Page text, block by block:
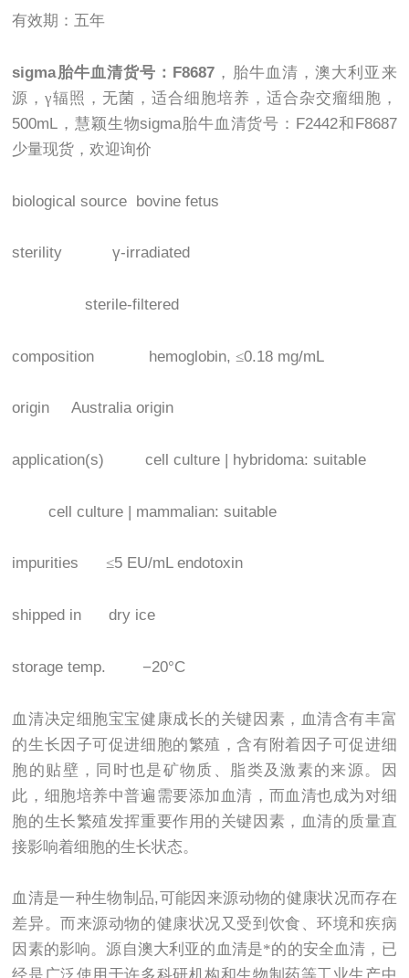
有效期：五年
sigma胎牛血清货号： F8687 ，胎牛血清，澳大利亚来
源，γ辐照，无菌，适合细胞培养，适合杂交瘤细胞，
500mL ，慧颖生物sigma胎牛血清货号： F2442和F8687
少量现货，欢迎询价
biological source bovine fetus
sterility γ-irradiated
sterile-filtered
composition hemoglobin, ≤0.18 mg/mL
origin Australia origin
application(s) cell culture | hybridoma: suitable
cell culture | mammalian: suitable
impurities≤5 EU/mL endotoxin
shipped in dry ice
storage temp. −20°C
血清决定细胞宝宝健康成长的关键因素，血清含有丰富
的生长因子可促进细胞的繁殖，含有附着因子可促进细
胞的贴壁，同时也是矿物质、脂类及激素的来源。因
此，细胞培养中普遍需要添加血清，而血清也成为对细
胞的生长繁殖发挥重要作用的关键因素，血清的质量直
接影响着细胞的生长状态。
血清是一种生物制品, 可能因来源动物的健康状况而存在
差异。而来源动物的健康状况又受到饮食、环境和疾病
因素的影响。源自澳大利亚的血清是*的的安全血清，已